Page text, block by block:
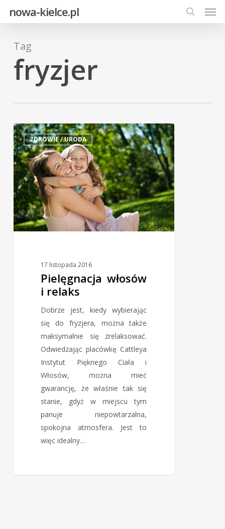
content
nowa-kielce.pl
search
Tag
fryzjer
ZDROWIE / URODA
17 listopada 2016
Pielęgnacja włosów
i relaks
Dobrze jest, kiedy wybierając
się do fryzjera, można także
maksymalnie się zrelaksować.
Odwiedzając placówkę Cattleya
Instytut Pięknego Ciała i
Włosów, można mieć
gwarancję, że właśnie tak się
stanie, gdyż w miejscu tym
panuje niepowtarzalna,
spokojna atmosfera. Jest to
więc idealny…